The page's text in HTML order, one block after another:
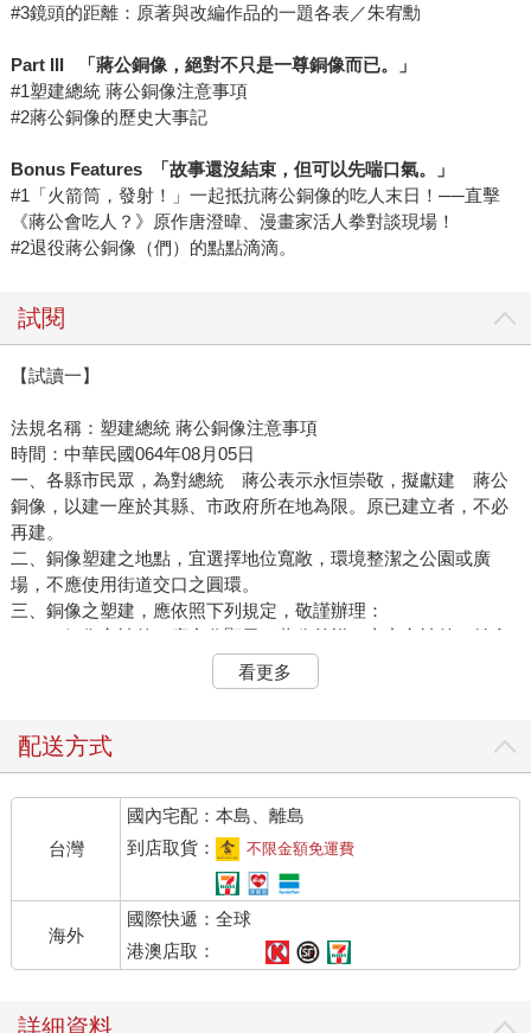
#3鏡頭的距離：原著與改編作品的一題各表／朱宥勳
Part III
「蔣公銅像，絕對不只是一尊銅像而已。」
#1塑建總統 蔣公銅像注意事項
#2蔣公銅像的歷史大事記
Bonus Features
「故事還沒結束，但可以先喘口氣。」
#1「火箭筒，發射！」一起抵抗蔣公銅像的吃人末日！──直擊
《蔣公會吃人？》原作唐澄暐、漫畫家活人拳對談現場！
#2退役蔣公銅像（們）的點點滴滴。
試閱
【試讀一】
法規名稱：塑建總統 蔣公銅像注意事項
時間：中華民國064年08月05日
一、各縣市民眾，為對總統 蔣公表示永恒崇敬，擬獻建 蔣公
銅像，以建一座於其縣、市政府所在地為限。原已建立者，不必
再建。
二、銅像塑建之地點，宜選擇地位寬敞，環境整潔之公園或廣
場，不應使用街道交口之圓環。
三、銅像之塑建，應依照下列規定，敬謹辦理：
（一）銅像之神貌：應充分顯示 蔣公慈祥、雍容之神貌，並含
蘊大仁、大智、大勇、堅毅、樂觀之革命精神，與至誠、博愛、
生。
（四）銅像之高度：銅像及奉置銅像台座之高度，應就場地面積
與週圍環境，按適度比例妥為配置。台座高度不得低於二公尺，
銅像高度不得低於一．七０公尺。
（五）銅像之台座：台座表面以大理石或花崗石鑲嵌，正面應鐫
刻「總統蔣公遺囑」碑文。其餘各面，可分鐫 蔣公墨寶、遺訓
或革命事蹟之浮雕。
（六）銅像之環境：應於四週栽植常綠樹木及花卉、草坪，並配
置燈光、椅凳，正面應保留適當面積之場所，以供民眾獻花、瞻
四、各地塑建之銅像，應由當地政府指定負責單位，敬謹維護。
看更多
配送方式
台灣
國內宅配：本島、離島
到店取貨：
不限金額免運費
海外
國際快遞：全球
港澳店取：
詳細資料